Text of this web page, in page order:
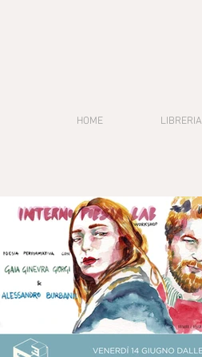
HOME LIBRERIA